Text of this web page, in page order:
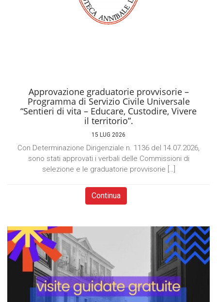
Approvazione graduatorie provvisorie –
Programma di Servizio Civile Universale
“Sentieri di vita – Educare, Custodire, Vivere
il territorio”.
15 LUG 2026
Con Determinazione Dirigenziale n. 1136 del 14.07.2026,
sono stati approvati i verbali delle Commissioni di
selezione e le graduatorie provvisorie […]
Continua